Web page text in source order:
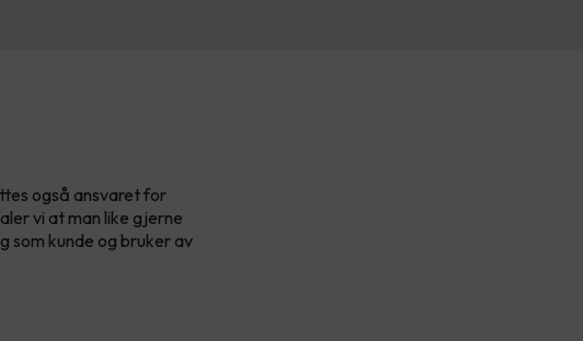
også ansvaret for
vi at man like gjerne
som kunde og bruker av